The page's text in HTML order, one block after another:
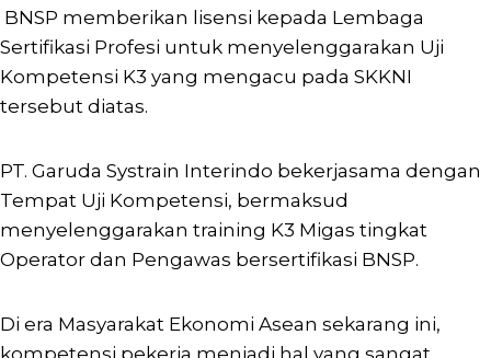
BNSP memberikan lisensi kepada Lembaga
Sertifikasi Profesi untuk menyelenggarakan Uji
Kompetensi K3 yang mengacu pada SKKNI
tersebut diatas.
PT. Garuda Systrain Interindo bekerjasama dengan
Tempat Uji Kompetensi, bermaksud
menyelenggarakan training K3 Migas tingkat
Operator dan Pengawas bersertifikasi BNSP.
Di era Masyarakat Ekonomi Asean sekarang ini,
kompetensi pekerja menjadi hal yang sangat